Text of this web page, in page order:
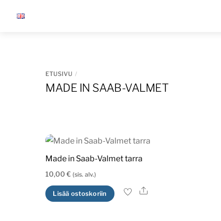
ETUSIVU
MADE IN SAAB-VALMET
Made in Saab-Valmet tarra
10,00 € (sis. alv.)
Lisää ostoskoriin Ale